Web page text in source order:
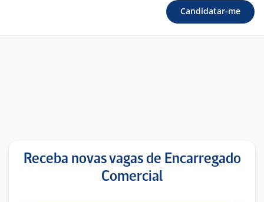
Candidatar-me
Receba novas vagas de Encarregado
Comercial